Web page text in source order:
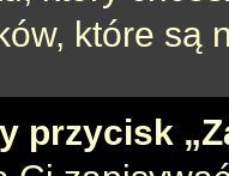
które są
przycisk